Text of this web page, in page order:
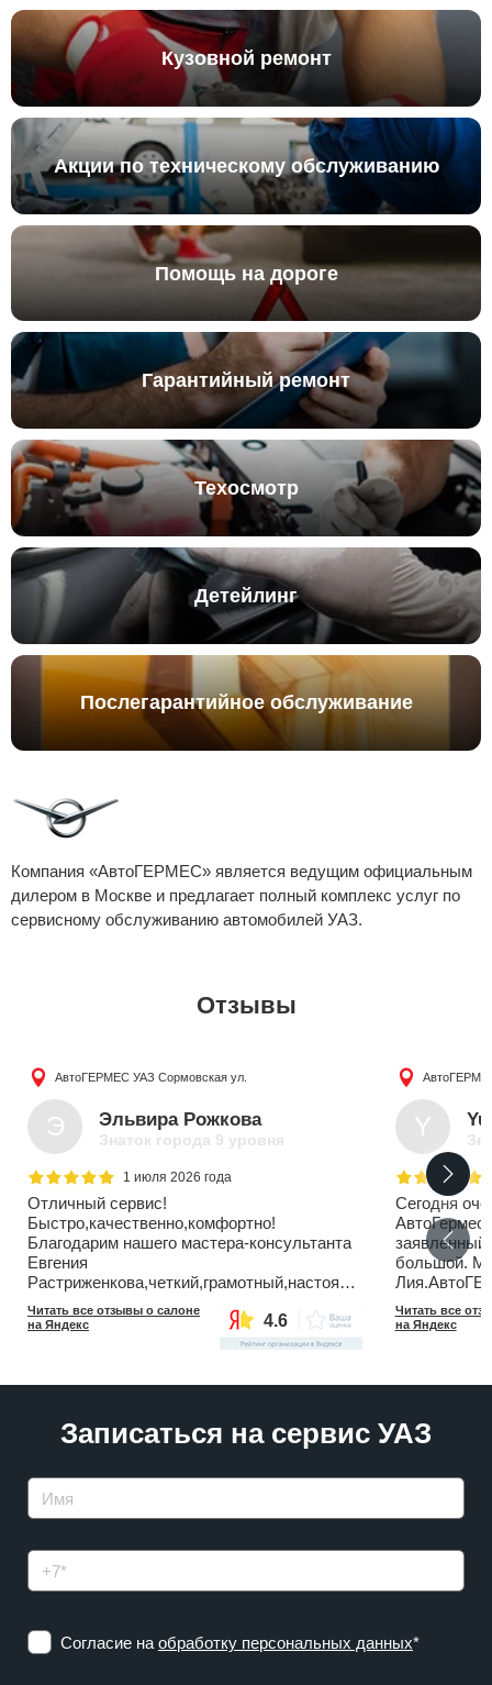
Кузовной ремонт
Акции по техническому обслуживанию
Помощь на дороге
Гарантийный ремонт
Техосмотр
Детейлинг
Послегарантийное обслуживание
Компания «АвтоГЕРМЕС» является ведущим официальным
дилером в Москве и предлагает полный комплекс услуг по
сервисному обслуживанию автомобилей УАЗ.
Отзывы
АвтоГЕРМЕС УАЗСормовская ул.
Э Эльвира Рожкова
Знаток города 9 уровня
1 июля 2026 года
Отличный сервис!
Быстро,качественно,комфортно!
Благодарим нашего мастера-консультанта
Евгения
Растриженкова,четкий,грамотный,настоящий
профессионал и приятный собеседник!
Обслуживали JAC T9!Рожков А.С.
Читать все отзывы о салоне
на Яндекс
4.6
Y
Сегодня
АвтоГермес
большой.
дилер
навязывает
Читать все
на Яндекс
Записаться на сервис УАЗ
Согласие на обработку персональных данных*